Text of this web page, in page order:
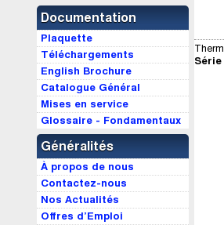
Documentation
Plaquette
Téléchargements
English Brochure
Catalogue Général
Mises en service
Glossaire - Fondamentaux
Généralités
À propos de nous
Contactez-nous
Nos Actualités
Offres d’Emploi
Série